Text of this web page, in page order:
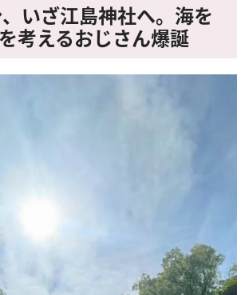
いざ江島神社へ。海を
考えるおじさん爆誕